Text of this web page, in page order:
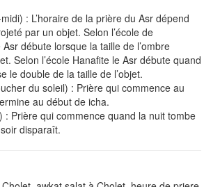
: L’horaire de la prière du Asr dépend
par un objet. Selon l’école de
débute lorsque la taille de l’ombre
Selon l’école Hanafite le Asr débute quand
le double de la taille de l’objet.
du soleil) : Prière qui commence au
au début de icha.
: Prière qui commence quand la nuit tombe
disparaît.